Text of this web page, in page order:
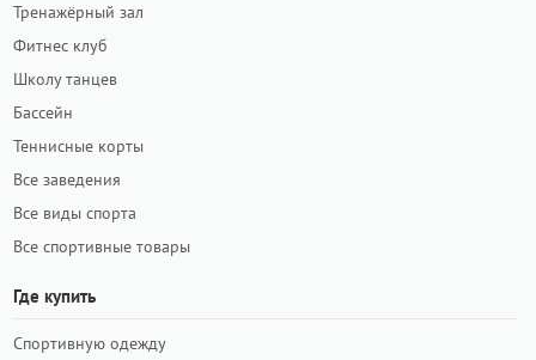
Тренажёрный зал
Фитнес клуб
Школу танцев
Бассейн
Теннисные корты
Все заведения
Все виды спорта
Все спортивные товары
Где купить
Спортивную одежду